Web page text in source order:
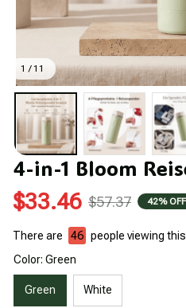
1 / 11
4-in-1 Bloom
$33.46 $57.37 42% OFF
There are 44 people viewing
Color: Green
Green White